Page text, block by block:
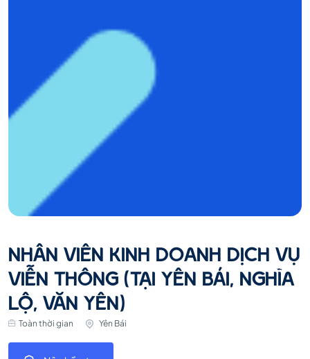
NHÂN VIÊN KINH DOANH DỊCH VỤ
VIỄN THÔNG (TẠI YÊN BÁI, NGHĨA
LỘ, VĂN YÊN)
Toàn thời gian Yên Bái